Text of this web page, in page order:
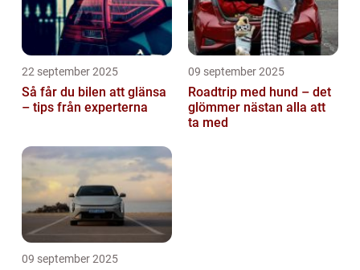
22 september 2025
Så får du bilen att glänsa
– tips från experterna
09 september 2025
Roadtrip med hund – det
glömmer nästan alla att
ta med
09 september 2025